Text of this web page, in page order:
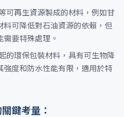
可再生資源製成的材料，例如甘
料可降低對石油資源的依賴，但
要特殊處理。
的環保包裝材料，具有可生物降
強度和防水性能有限，適用於特
鍵考量：